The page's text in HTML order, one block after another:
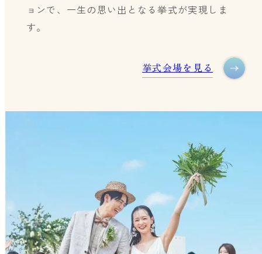
ョンで、一生の思い出となる挙式が実現しま
す。
挙式会場を見る